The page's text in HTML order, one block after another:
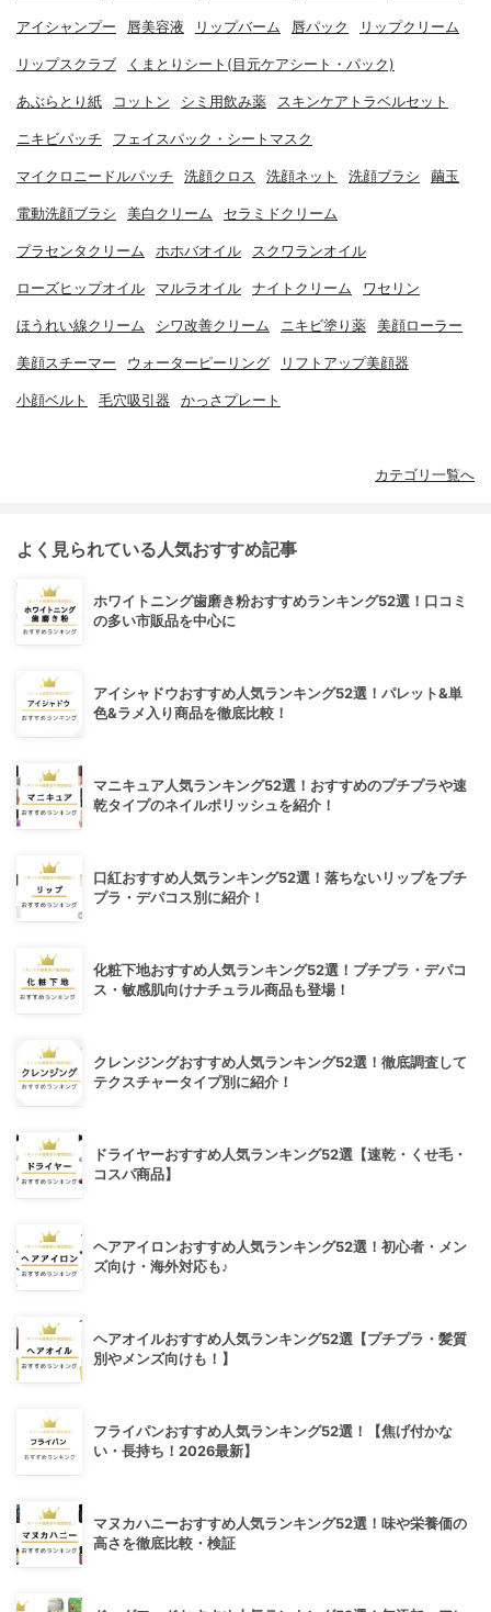
アイシャンプー 唇美容液 リップバーム 唇パック リップクリーム
リップスクラブ くまとりシート(目元ケアシート・パック)
あぶらとり紙 コットン シミ用飲み薬 スキンケアトラベルセット
ニキビパッチ フェイスパック・シートマスク
マイクロニードルパッチ 洗顔クロス 洗顔ネット 洗顔ブラシ 繭玉
電動洗顔ブラシ 美白クリーム セラミドクリーム
プラセンタクリーム ホホバオイル スクワランオイル
ローズヒップオイル マルラオイル ナイトクリーム ワセリン
ほうれい線クリーム シワ改善クリーム ニキビ塗り薬 美顔ローラー
美顔スチーマー ウォーターピーリング リフトアップ美顔器
小顔ベルト 毛穴吸引器 かっさプレート
カテゴリ一覧へ
よく見られている人気おすすめ記事
ホワイトニング歯磨き粉おすすめランキング52選！口コミ
の多い市販品を中心に
アイシャドウおすすめ人気ランキング52選！パレット&単
色&ラメ入り商品を徹底比較！
マニキュア人気ランキング52選！おすすめのプチプラや速
乾タイプのネイルポリッシュを紹介！
口紅おすすめ人気ランキング52選！落ちないリップをプチ
プラ・デパコス別に紹介！
化粧下地おすすめ人気ランキング52選！プチプラ・デパコ
ス・敏感肌向けナチュラル商品も登場！
クレンジングおすすめ人気ランキング52選！徹底調査して
テクスチャータイプ別に紹介！
ドライヤーおすすめ人気ランキング52選【速乾・くせ毛・
コスパ商品】
ヘアアイロンおすすめ人気ランキング52選！初心者・メン
ズ向け・海外対応も♪
ヘアオイルおすすめ人気ランキング52選【プチプラ・髪質
別やメンズ向けも！】
フライパンおすすめ人気ランキング52選！【焦げ付かな
い・長持ち！2026最新】
マヌカハニーおすすめ人気ランキング52選！味や栄養価の
高さを徹底比較・検証